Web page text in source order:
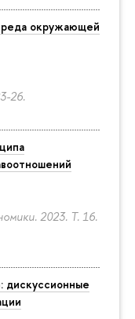
окружающей
26.
2023. Т. 16.
дискуссионные